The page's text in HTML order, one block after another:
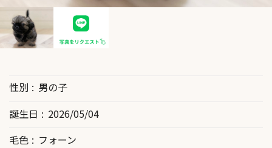
性別
男の子
誕生日
2026/05/04
毛色
フォーン